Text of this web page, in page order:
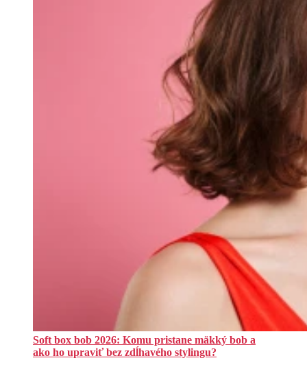
Soft box bob 2026: Komu pristane mäkký bob a
ako ho upraviť bez zdĺhavého stylingu?